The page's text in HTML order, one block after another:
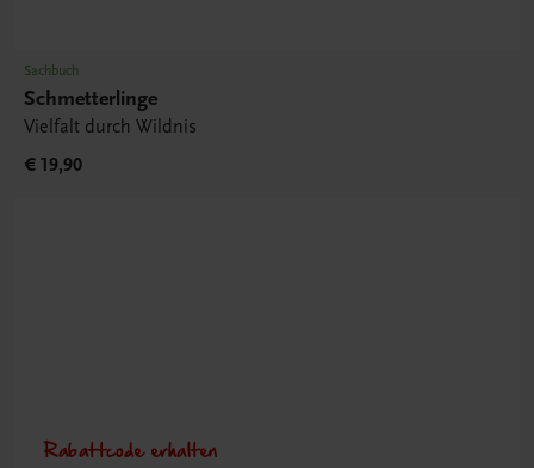
Sachbuch
Schmetterlinge
Vielfalt durch Wildnis
€ 19,90
Rabattcode erhalten